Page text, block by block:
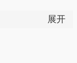
展开